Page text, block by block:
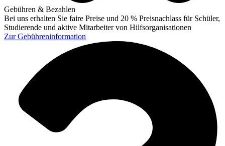
Gebühren & Bezahlen
Bei uns erhalten Sie faire Preise und 20 % Preisnachlass für Schüler,
Studierende und aktive Mitarbeiter von Hilfsorganisationen
ZurGebühreninformation